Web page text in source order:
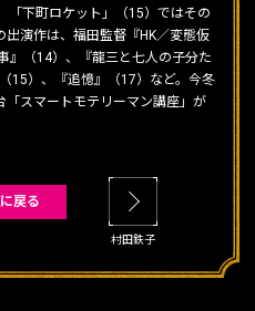
「下町ロケット」（15）ではその
演作は、福田監督『HK／変態仮
』（14）、『龍三と七人の子分た
15）、『追憶』（17）など。今冬
「スマートモテリーマン講座」が
戻る
村田鉄子